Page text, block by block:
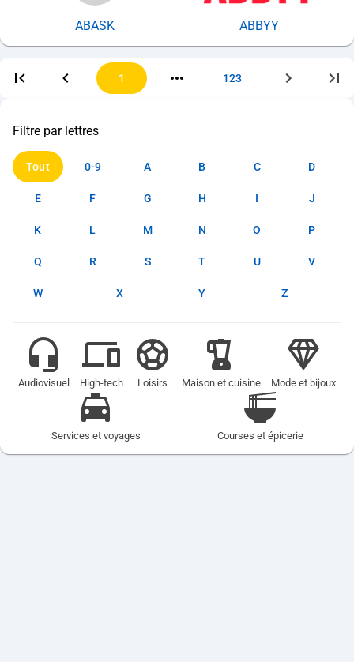
ABASK ABBYY
1 123
Filtre par lettres
Tout 0-9 A B C D
E F G H I J
K L M N O P
Q R S T U V
W X Y Z
Audiovisuel High-tech Loisirs Maison et cuisine Mode et bijoux
Services et voyages Courses et épicerie